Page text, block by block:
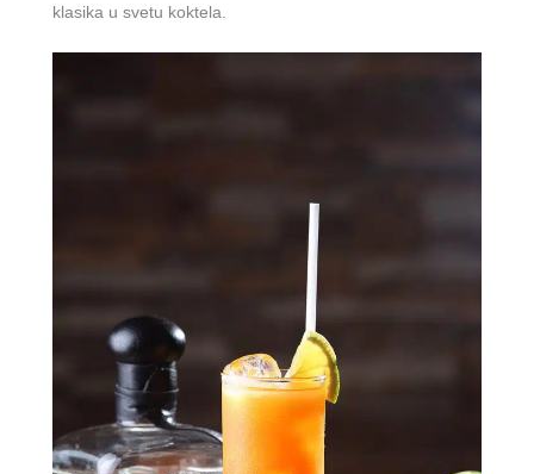
klasika u svetu koktela.